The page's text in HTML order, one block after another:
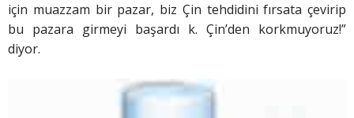
için muazzam bir pazar, biz Çin tehdidini fırsata çevirip
bu pazara girmeyi başardı k. Çin’den korkmuyoruz!”
diyor.